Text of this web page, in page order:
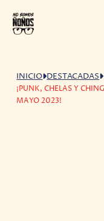
INICIO DESTACADAS
¡PUNK, CHELAS Y
MAYO 2023!